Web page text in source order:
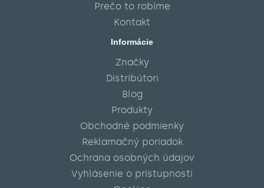
Prečo to robíme
Kontakt
Informácie
Značky
Distribútori
Blog
Produkty
Obchodné podmienky
Reklamačný poriadok
Ochrana osobných údajov
Vyhlásenie o prístupnosti